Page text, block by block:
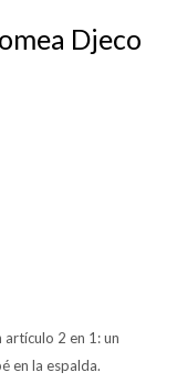
Djeco
artículo 2 en 1: un
en la espalda.